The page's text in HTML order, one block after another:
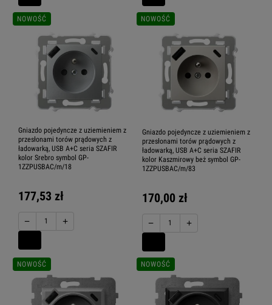
Gniazdo pojedyncze z uziemieniem z
przesłonami torów prądowych z
ładowarką, USB A+C seria SZAFIR
kolor Srebro symbol GP-
1ZZPUSBAC/m/18
177,53 zł
− +
NOWOŚĆ
Gniazdo pojedyncze z uziemieniem z
przesłonami torów prądowych z
ładowarką, USB A+C seria SZAFIR
kolor Kaszmirowy beż symbol GP-
1ZZPUSBAC/m/83
170,00 zł
− +
NOWOŚĆ
NOWOŚĆ NOWOŚĆ